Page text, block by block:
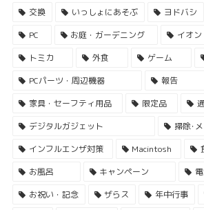
交換
いっしょにあそぶ ヨドバシ
PC
お庭・ガーデニング イオン
トミカ
外食 ゲーム
PCパーツ・周辺機器
報告
家具・セーフティ用品
限定品
デジタルガジェット
掃除･
インフルエンザ対策
Macintosh
お風呂
キャンペーン
お祝い・記念
ザらス 年中行事